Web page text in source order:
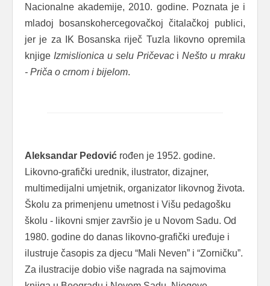
Nacionalne akademije, 2010. godine. Poznata je i
mladoj bosanskohercegovačkoj čitalačkoj publici,
jer je za IK Bosanska riječ Tuzla likovno opremila
knjige Izmislionica u selu PričevaciNešto u mraku
- Priča o crnom i bijelom.
Aleksandar Pedović rođen je 1952. godine.
Likovno-grafički urednik, ilustrator, dizajner,
multimedijalni umjetnik, organizator likovnog života.
Školu za primenjenu umetnost i Višu pedagošku
školu - likovni smjer završio je u Novom Sadu. Od
1980. godine do danas likovno-grafički uređuje i
ilustruje časopis za djecu “Mali Neven” i “Zorničku”.
Za ilustracije dobio više nagrada na sajmovima